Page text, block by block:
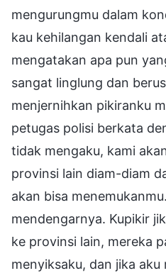
mengurungmu dalam
kau kehilangan kendali
mengatakan apa pun
sangat linglung dan
menjernihkan pikiranku
petugas polisi berkata
tidak mengaku, kami
provinsi lain diam-diam
akan bisa
mendengarnya. Kupikir
ke provinsi lain, mereka
menyiksaku, dan jika